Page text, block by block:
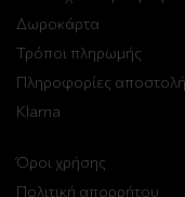
Δωροκάρτα
Τρόποι πληρωμής
Πληροφορίες
Klarna
Όροι χρήσης
Πολιτική απορρήτου